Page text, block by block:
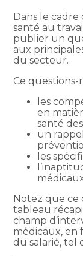
Dans le cadre
santé au
publier un
aux
du secteur.
Ce questions-
les
en
santé
un
les
Notez que ce
tableau
champ
médicaux, en
du salarié, tel